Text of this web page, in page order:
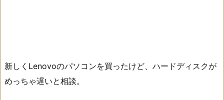
新しくLenovoのパソコンを買ったけど、ハードディスクが
めっちゃ遅いと相談。